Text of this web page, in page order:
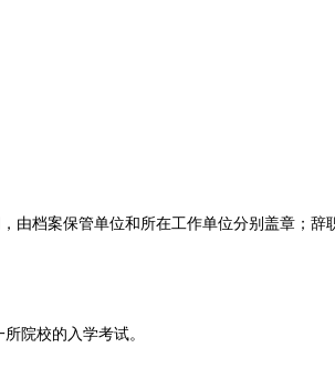
由档案保管单位和所在工作单位分别盖章；辞
院校的入学考试。